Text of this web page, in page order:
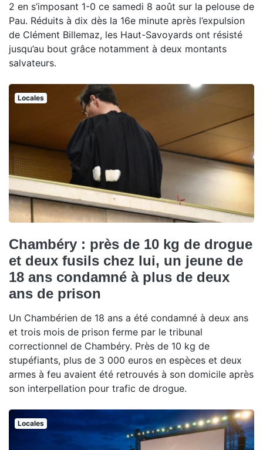
2 en s’imposant 1-0 ce samedi 8 août sur la pelouse de
Pau. Réduits à dix dès la 16e minute après l’expulsion
de Clément Billemaz, les Haut-Savoyards ont résisté
jusqu’au bout grâce notamment à deux montants
salvateurs.
Locales
Chambéry : près de 10 kg de drogue
et deux fusils chez lui, un jeune de
18 ans condamné à plus de deux
ans de prison
Un Chambérien de 18 ans a été condamné à deux ans
et trois mois de prison ferme par le tribunal
correctionnel de Chambéry. Près de 10 kg de
stupéfiants, plus de 3 000 euros en espèces et deux
armes à feu avaient été retrouvés à son domicile après
son interpellation pour trafic de drogue.
Locales